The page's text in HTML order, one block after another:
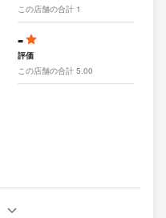
この店舗の合計 1
-
評価
この店舗の合計 5.00